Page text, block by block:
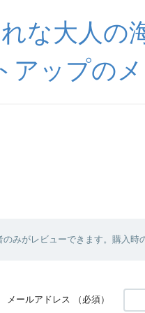
な大人の
アップの
のみがレビューできます。購入時
メールアドレス （必須）